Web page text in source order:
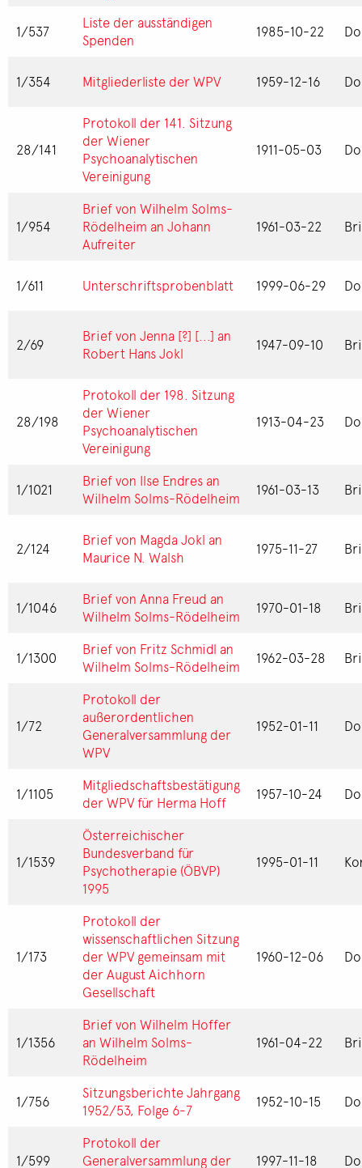
1/537
Liste der ausständigen
Spenden
1985-10-22
1/354 Mitgliederliste der WPV 1959-12-16
28/141
Protokoll der 141. Sitzung
der Wiener
Psychoanalytischen
Vereinigung
1911-05-03
1/954
Brief von Wilhelm Solms-
Rödelheim an Johann
Aufreiter
1961-03-22
1/611 Unterschriftsprobenblatt 1999-06-29
2/69
Brief von Jenna [?] [...] an
Robert Hans Jokl
1947-09-10
28/198
Protokoll der 198. Sitzung
der Wiener
Psychoanalytischen
Vereinigung
1913-04-23
1/1021
Brief von Ilse Endres an
Wilhelm Solms-Rödelheim
1961-03-13
2/124
Brief von Magda Jokl an
Maurice N. Walsh
1975-11-27
1/1046
Brief von Anna Freud an
Wilhelm Solms-Rödelheim
1970-01-18
1/1300
Brief von Fritz Schmidl an
Wilhelm Solms-Rödelheim
1962-03-28
1/72
Protokoll der
außerordentlichen
Generalversammlung der
WPV
1952-01-11
1/1105
Mitgliedschaftsbestätigung
der WPV für Herma Hoff
1957-10-24
1/1539
Österreichischer
Bundesverband für
Psychotherapie (ÖBVP)
1995
1995-01-11
1/173
Protokoll der
wissenschaftlichen Sitzung
der WPV gemeinsam mit
der August Aichhorn
Gesellschaft
1960-12-06
1/1356
Brief von Wilhelm Hoffer
an Wilhelm Solms-
Rödelheim
1961-04-22
1/756
Sitzungsberichte Jahrgang
1952/53, Folge 6-7
1952-10-15
1/599
Protokoll der
Generalversammlung der
1997-11-18